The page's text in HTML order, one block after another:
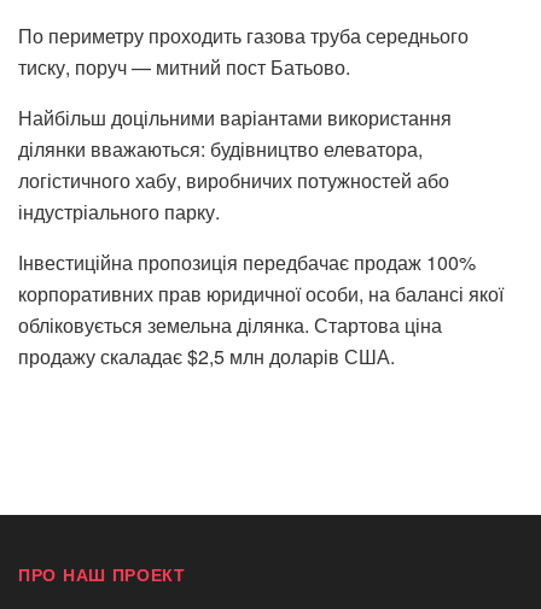
По периметру проходить газова труба середнього
тиску, поруч — митний пост Батьово.
Найбільш доцільними варіантами використання
ділянки вважаються: будівництво елеватора,
логістичного хабу, виробничих потужностей або
індустріального парку.
Інвестиційна пропозиція передбачає продаж 100%
корпоративних прав юридичної особи, на балансі якої
обліковується земельна ділянка. Стартова ціна
продажу скаладає $2,5 млн доларів США.
ПРО НАШ ПРОЕКТ